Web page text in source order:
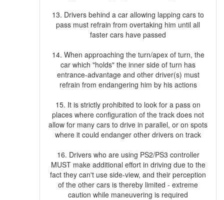
13. Drivers behind a car allowing lapping cars to
pass must refrain from overtaking him until all
faster cars have passed
14. When approaching the turn/apex of turn, the
car which "holds" the inner side of turn has
entrance-advantage and other driver(s) must
refrain from endangering him by his actions
15. It is strictly prohibited to look for a pass on
places where configuration of the track does not
allow for many cars to drive in parallel, or on spots
where it could endanger other drivers on track
16. Drivers who are using PS2/PS3 controller
MUST make additional effort in driving due to the
fact they can't use side-view, and their perception
of the other cars is thereby limited - extreme
caution while maneuvering is required